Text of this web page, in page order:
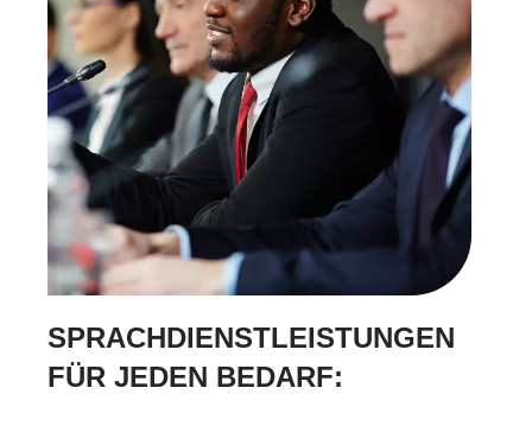
SPRACHDIENSTLEISTUNGEN
FÜR JEDEN BEDARF: